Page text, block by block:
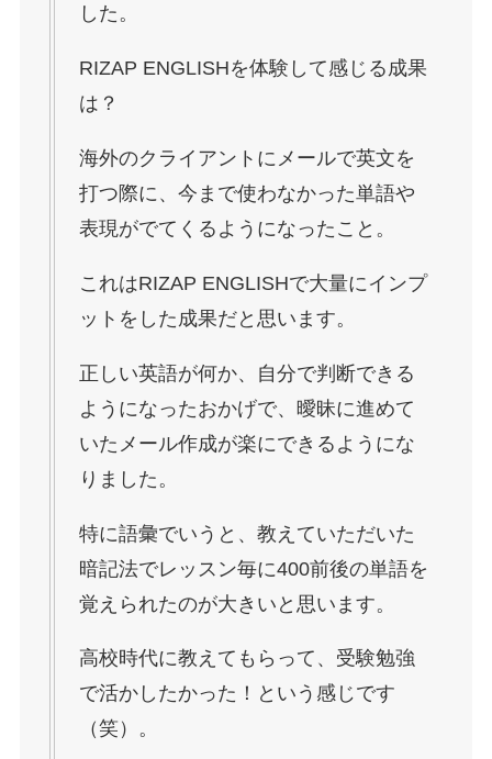
した。
RIZAP ENGLISHを体験して感じる成果
は？
海外のクライアントにメールで英文を
打つ際に、今まで使わなかった単語や
表現がでてくるようになったこと。
これはRIZAP ENGLISHで大量にインプ
ットをした成果だと思います。
正しい英語が何か、自分で判断できる
ようになったおかげで、曖昧に進めて
いたメール作成が楽にできるようにな
りました。
特に語彙でいうと、教えていただいた
暗記法でレッスン毎に400前後の単語を
覚えられたのが大きいと思います。
高校時代に教えてもらって、受験勉強
で活かしたかった！という感じです
（笑）。